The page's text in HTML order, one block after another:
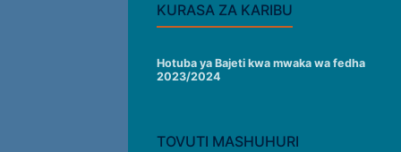
KURASA ZA KARIBU
Hotuba ya Bajeti kwa mwaka wa fedha
2023/2024
TOVUTI MASHUHURI